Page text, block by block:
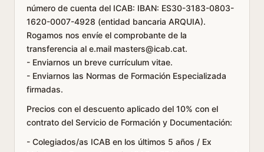
número de cuenta del ICAB: IBAN: ES30-3183-0803-
1620-0007-4928 (entidad bancaria ARQUIA).
Rogamos nos envíe el comprobante de la
transferencia al e.mail masters@icab.cat.
- Enviarnos un breve currículum vitae.
- Enviarnos las Normas de Formación Especializada
firmadas.
Precios con el descuento aplicado del 10% con el
contrato del Servicio de Formación y Documentación:
- Colegiados/as ICAB en los últimos 5 años / Ex